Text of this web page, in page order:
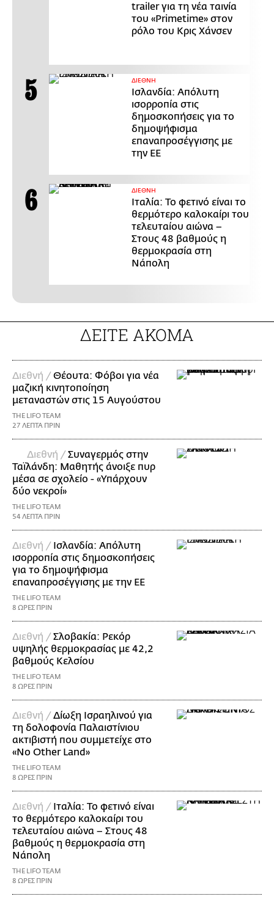
trailer για τη νέα ταινία
του «Primetime» στον
ρόλο του Κρις Χάνσεν
ΔΙΕΘΝΗ
Ισλανδία: Απόλυτη
ισορροπία στις
δημοσκοπήσεις για το
δημοψήφισμα
επαναπροσέγγισης με
την ΕΕ
ΔΙΕΘΝΗ
Ιταλία: Το φετινό είναι το
θερμότερο καλοκαίρι του
τελευταίου αιώνα –
Στους 48 βαθμούς η
θερμοκρασία στη
Νάπολη
ΔΕΙΤΕ ΑΚΟΜΑ
Διεθνή /Θέουτα: Φόβοι για νέα
μαζική κινητοποίηση
μεταναστών στις 15 Αυγούστου
THE LIFO TEAM
27 ΛΕΠΤΑ ΠΡΙΝ
Διεθνή /Συναγερμός στην
Ταϊλάνδη: Μαθητής άνοιξε πυρ
μέσα σε σχολείο - «Υπάρχουν
δύο νεκροί»
THE LIFO TEAM
54 ΛΕΠΤΑ ΠΡΙΝ
Διεθνή / Ισλανδία: Απόλυτη
ισορροπία στις δημοσκοπήσεις
για το δημοψήφισμα
επαναπροσέγγισης με την ΕΕ
THE LIFO TEAM
8 ΩΡΕΣ ΠΡΙΝ
Διεθνή /Σλοβακία: Ρεκόρ
υψηλής θερμοκρασίας με 42,2
βαθμούς Κελσίου
THE LIFO TEAM
8 ΩΡΕΣ ΠΡΙΝ
Διεθνή /Δίωξη Ισραηλινού για
τη δολοφονία Παλαιστίνιου
ακτιβιστή που συμμετείχε στο
«No Other Land»
THE LIFO TEAM
8 ΩΡΕΣ ΠΡΙΝ
Διεθνή / Ιταλία: Το φετινό είναι
το θερμότερο καλοκαίρι του
τελευταίου αιώνα – Στους 48
βαθμούς η θερμοκρασία στη
Νάπολη
THE LIFO TEAM
8 ΩΡΕΣ ΠΡΙΝ